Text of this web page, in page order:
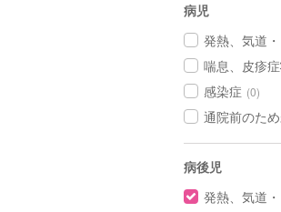
病児
発熱、気道
喘息、皮疹
感染症 (0)
通院前のた
病後児
発熱、気道